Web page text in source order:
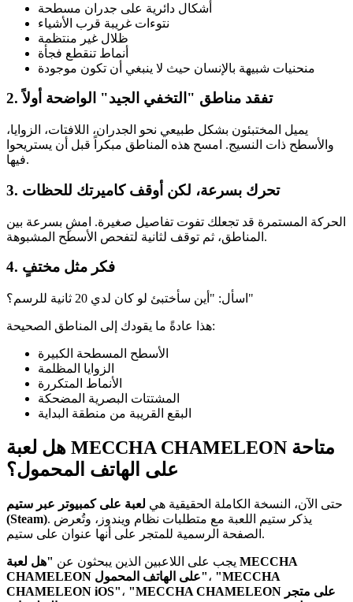
أشكال دائرية على جدران مسطحة
نتوءات غريبة قرب الأشياء
ظلال غير منتظمة
أنماط تنقطع فجأة
منحنيات شبيهة بالإنسان حيث لا ينبغي أن تكون موجودة
2. تفقد مناطق "التخفي الجيد" الواضحة أولاً
يميل المختبئون بشكل طبيعي نحو الجدران، اللافتات، الزوايا،
والأسطح ذات النسيج. امسح هذه المناطق مبكراً قبل أن يستريحوا
فيها.
3. تحرك بسرعة، لكن أوقف كاميرتك للحظات
الحركة المستمرة قد تجعلك تفوت تفاصيل صغيرة. امشِ بسرعة بين
المناطق، ثم توقف لثانية لتفحص الأسطح المشبوهة.
4. فكر مثل مختفٍ
اسأل: "أين سأختبئ لو كان لدي 20 ثانية للرسم؟"
هذا عادةً ما يقودك إلى المناطق الصحيحة:
الأسطح المسطحة الكبيرة
الزوايا المظلمة
الأنماط المتكررة
المشتتات البصرية المضحكة
البقع القريبة من منطقة البداية
هل لعبة MECCHA CHAMELEON متاحة
على الهاتف المحمول؟
حتى الآن، النسخة الكاملة الحقيقية هي لعبة على كمبيوتر عبر ستيم
(Steam). يذكر ستيم اللعبة مع متطلبات نظام ويندوز، وتُعرض
الصفحة الرسمية للمتجر على أنها عنوان على ستيم.
يجب على اللاعبين الذين يبحثون عن "هل لعبة MECCHA
CHAMELEON على الهاتف المحمول"، "MECCHA
CHAMELEON iOS"، "MECCHA CHAMELEON على متجر